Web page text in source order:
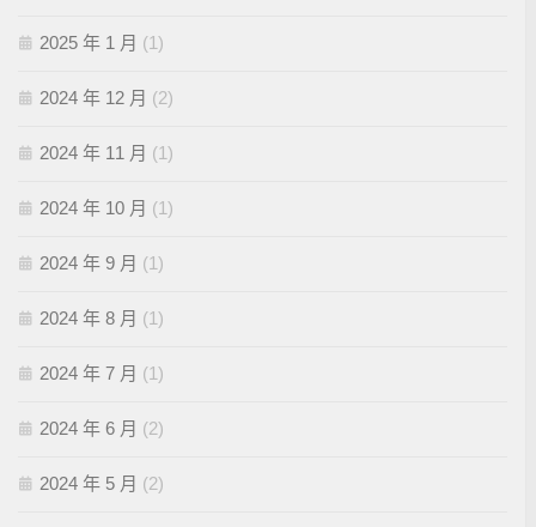
2025 年 1 月 (1)
2024 年 12 月 (2)
2024 年 11 月 (1)
2024 年 10 月 (1)
2024 年 9 月 (1)
2024 年 8 月 (1)
2024 年 7 月 (1)
2024 年 6 月 (2)
2024 年 5 月 (2)